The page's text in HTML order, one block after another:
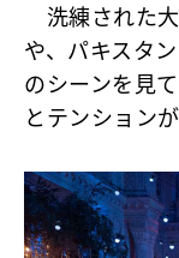
洗練された
や、パキスタ
のシーンを見
とテンション